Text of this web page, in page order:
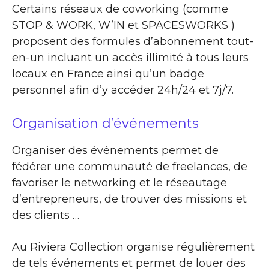
Certains réseaux de coworking (comme
STOP & WORK, W’IN et SPACESWORKS )
proposent des formules d’abonnement tout-
en-un incluant un accès illimité à tous leurs
locaux en France ainsi qu’un badge
personnel afin d’y accéder 24h/24 et 7j/7.
Organisation d’événements
Organiser des événements permet de
fédérer une communauté de freelances, de
favoriser le networking et le réseautage
d’entrepreneurs, de trouver des missions et
des clients …
Au Riviera Collection organise régulièrement
de tels événements et permet de louer des